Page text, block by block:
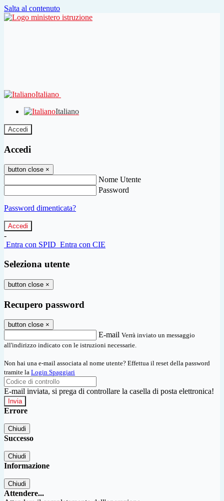
Salta al contenuto
Italiano
Italiano
Accedi
Accedi
button close ×
Nome Utente
Password
Password dimenticata?
-
Entra con SPID Entra con CIE
Seleziona utente
button close ×
Recupero password
button close ×
E-mail Verrà inviato un messaggio
all'indirizzo indicato con le istruzioni necessarie.
Non hai una e-mail associata al nome utente? Effettua il reset della password
tramite la Login Spaggiari
E-mail inviata, si prega di controllare la casella di posta elettronica!
Errore
Chiudi
Successo
Chiudi
Informazione
Chiudi
Attendere...